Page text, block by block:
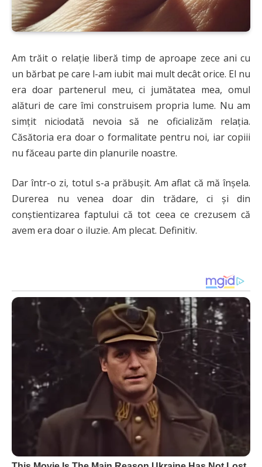
Am trăit o relație liberă timp de aproape zece ani cu
un bărbat pe care l-am iubit mai mult decât orice. El nu
era doar partenerul meu, ci jumătatea mea, omul
alături de care îmi construisem propria lume. Nu am
simțit niciodată nevoia să ne oficializăm relația.
Căsătoria era doar o formalitate pentru noi, iar copiii
nu făceau parte din planurile noastre.
Dar într-o zi, totul s-a prăbușit. Am aflat că mă înșela.
Durerea nu venea doar din trădare, ci și din
conștientizarea faptului că tot ceea ce crezusem că
avem era doar o iluzie. Am plecat. Definitiv.